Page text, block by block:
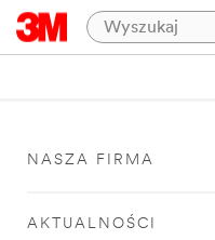
NASZA FIRMA
AKTUALNOŚCI